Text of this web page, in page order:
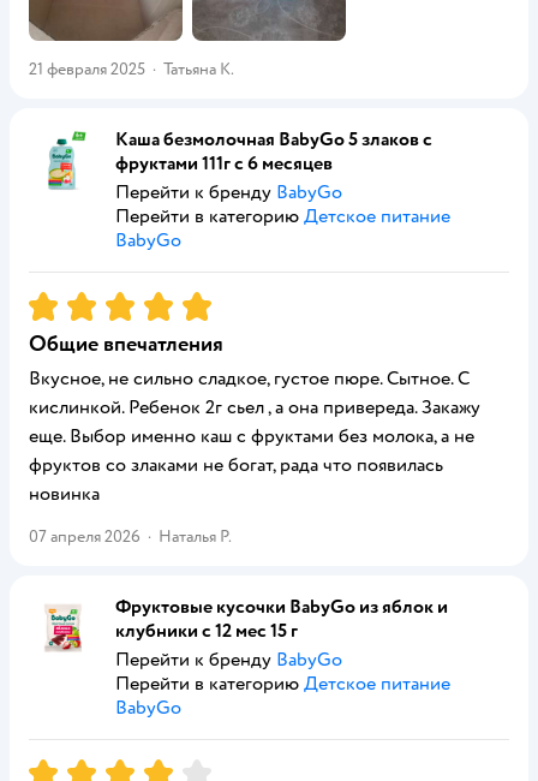
21 февраля 2025 · Татьяна К.
Каша безмолочная BabyGo 5 злаков с
фруктами 111г с 6 месяцев
Перейти к бренду BabyGo
Перейти в категорию Детское питание
BabyGo
Рейтинг:5
Общие впечатления
Вкусное, не сильно сладкое, густое пюре. Сытное. С
кислинкой. Ребенок 2г сьел , а она привереда. Закажу
еще. Выбор именно каш с фруктами без молока, а не
фруктов со злаками не богат, рада что появилась
новинка
07 апреля 2026 · Наталья Р.
Фруктовые кусочки BabyGo из яблок и
клубники с 12 мес 15 г
Перейти к бренду BabyGo
Перейти в категорию Детское питание
BabyGo
Рейтинг:4